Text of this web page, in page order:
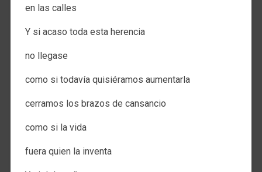
en las calles​​
Y si acaso toda esta herencia​​
no llegase​​
como si todavía quisiéramos aumentarla​​
cerramos los brazos de cansancio​​
como si la vida​​
fuera quien la inventa ​​